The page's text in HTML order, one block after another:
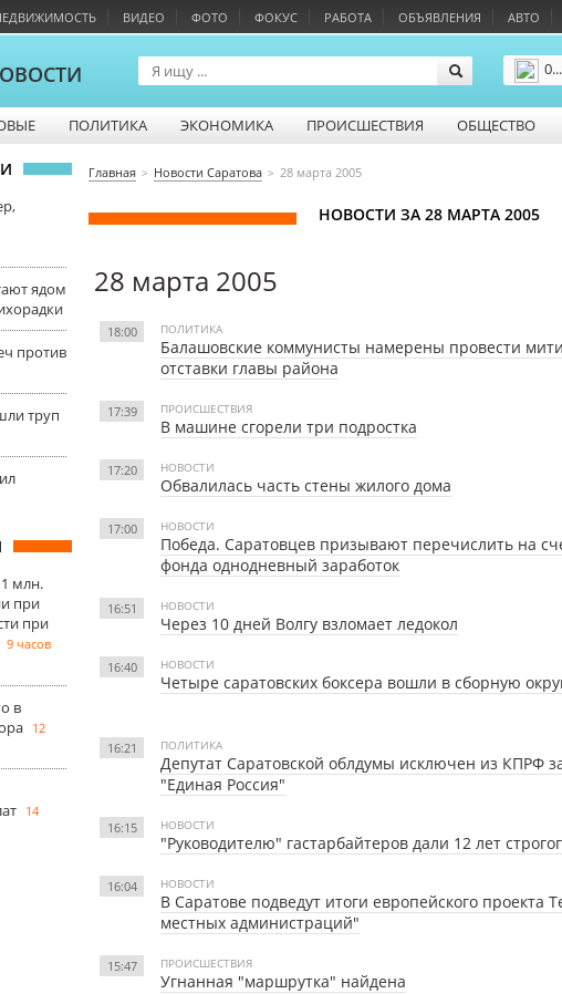
ВИДЕО ФОТО ФОКУС РАБОТА ОБЪЯВЛЕНИЯ АВТО
ПОЛИТИКА ЭКОНОМИКА ПРОИСШЕСТВИЯ ОБЩЕСТВО
ядом
против
труп
млн.
при
при
9 часов
в
12
14
Главная Новости Саратова 28 марта 2005
НОВОСТИ ЗА 28 МАРТА 2005
28 марта 2005
18:00 ПОЛИТИКА
Балашовские коммунисты намерены провести
отставки главы района
17:39 ПРОИСШЕСТВИЯ
В машине сгорели три подростка
17:20 НОВОСТИ
Обвалилась часть стены жилого дома
17:00 НОВОСТИ
Победа. Саратовцев призывают перечислить на
фонда однодневный заработок
16:51 НОВОСТИ
Через 10 дней Волгу взломает ледокол
16:40 НОВОСТИ
Четыре саратовских боксера вошли в сборную
16:21 ПОЛИТИКА
Депутат Саратовской облдумы исключен из КПРФ
"Единая Россия"
16:15 НОВОСТИ
"Руководителю" гастарбайтеров дали 12 лет
16:04 НОВОСТИ
В Саратове подведут итоги европейского проекта
местных администраций"
15:47 ПРОИСШЕСТВИЯ
Угнанная "маршрутка" найдена